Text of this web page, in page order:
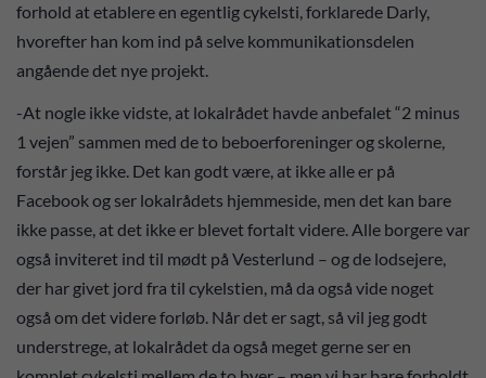
forhold at etablere en egentlig cykelsti, forklarede Darly,
hvorefter han kom ind på selve kommunikationsdelen
angående det nye projekt.
-At nogle ikke vidste, at lokalrådet havde anbefalet “2 minus
1 vejen” sammen med de to beboerforeninger og skolerne,
forstår jeg ikke. Det kan godt være, at ikke alle er på
Facebook og ser lokalrådets hjemmeside, men det kan bare
ikke passe, at det ikke er blevet fortalt videre. Alle borgere var
også inviteret ind til mødt på Vesterlund – og de lodsejere,
der har givet jord fra til cykelstien, må da også vide noget
også om det videre forløb. Når det er sagt, så vil jeg godt
understrege, at lokalrådet da også meget gerne ser en